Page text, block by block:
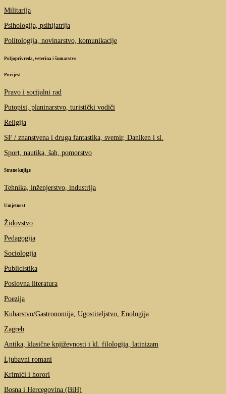
Militarija
Psihologija, psihijatrija
Politologija, novinarstvo, komunikacije
Poljoprivreda, veterina i šumarstvo
Povijest
Pravo i socijalni rad
Putopisi, planinarstvo, turistički vodiči
Religija
SF / znanstvena i druga fantastika, svemir, Daniken i sl.
Sport, nautika, šah, pomorstvo
Strane knjige
Tehnika, inženjerstvo, industrija
Umjetnost
Židovstvo
Pedagogija
Sociologija
Publicistika
Poslovna literatura
Poezija
Kuharstvo/Gastronomija, Ugostiteljstvo, Enologija
Zagreb
Antika, klasične književnosti i kl. filologija, latinizam
Ljubavni romani
Krimići i horori
Bosna i Hercegovina (BiH)